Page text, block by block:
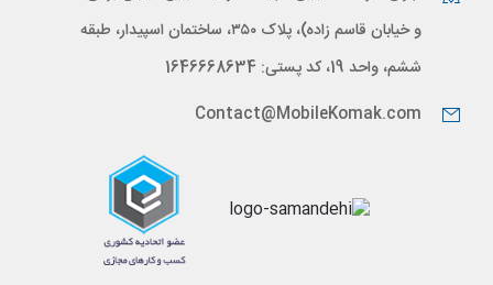
و خیابان قاسم زاده)، پلاک ۳۵۰، ساختمان اسپیدار، طبقه
ششم، واحد 19، کد پستی: 1646668634
Contact@MobileKomak.com